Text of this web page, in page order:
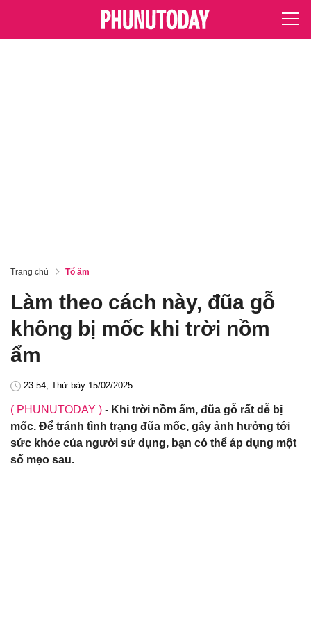
Trang chủ Tổ ấm
Làm theo cách này, đũa gỗ
không bị mốc khi trời nồm
ẩm
23:54, Thứ bảy 15/02/2025
( PHUNUTODAY ) - Khi trời nồm ẩm, đũa gỗ rất dễ bị
mốc. Để tránh tình trạng đũa mốc, gây ảnh hưởng tới
sức khỏe của người sử dụng, bạn có thể áp dụng một
số mẹo sau.